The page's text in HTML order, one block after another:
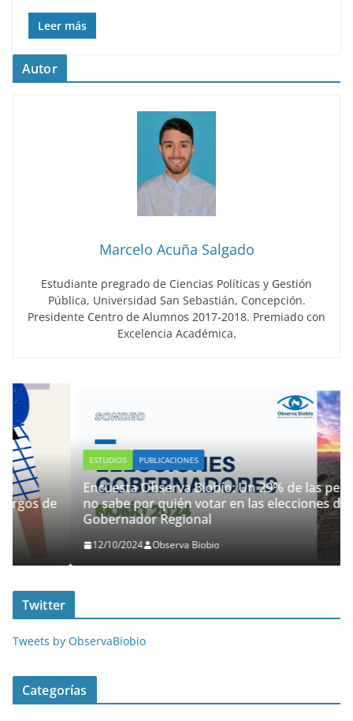
Leer más
Autor
Marcelo Acuña Salgado
Estudiante pregrado de Ciencias Políticas y Gestión
Pública, Universidad San Sebastián, Concepción.
Presidente Centro de Alumnos 2017-2018. Premiado con
Excelencia Académica.
PUBLICACIONES
Encuesta Observa Biobío: Un 29% de las personas
no sabe por quién votar en las elecciones de
Gobernador Regional
12/10/2024 Observa Biobio
Twitter
Tweets by ObservaBiobio
Categorías